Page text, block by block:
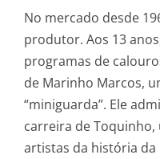
No mercado desde
produtor. Aos 13
programas de
de Marinho Marcos,
“miniguarda”. Ele
carreira de
artistas da história da